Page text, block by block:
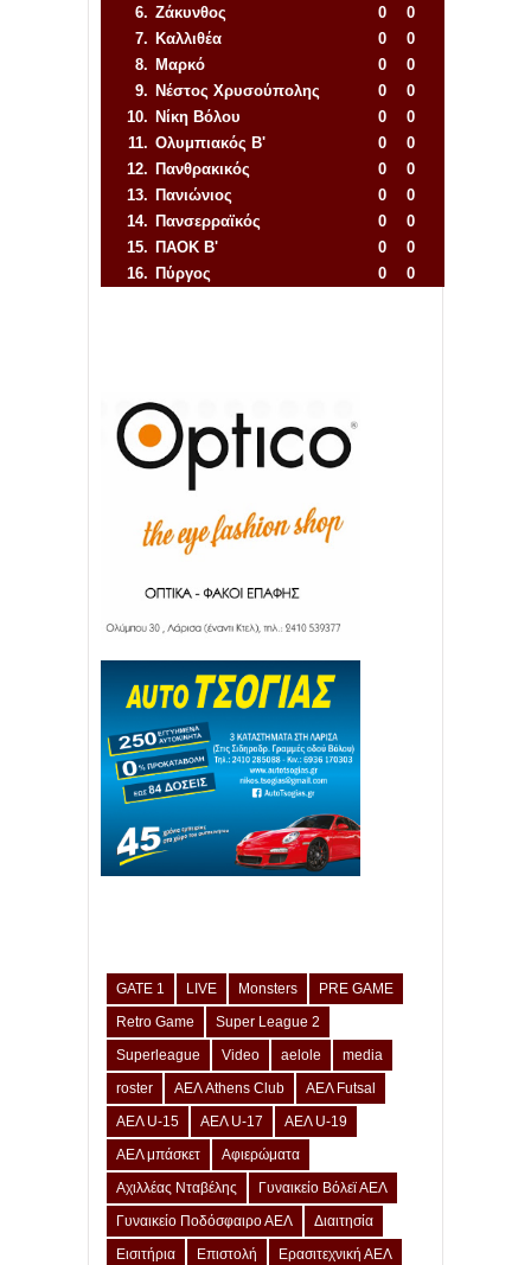
6. Ζάκυνθος 0
0
7. Καλλιθέα 0
0
8. Μαρκό 0
0
9. Νέστος Χρυσούπολης 0
0
10. Νίκη Βόλου 0
0
11. Ολυμπιακός Β' 0
0
12. Πανθρακικός 0
0
13. Πανιώνιος 0
0
14. Πανσερραϊκός 0
0
15. ΠΑΟΚ Β' 0
0
16. Πύργος 0
0
GATE 1 LIVE Monsters
PRE GAME
Retro Game
Super League 2
Superleague
Video aelole
media
roster
ΑΕΛ Athens Club
ΑΕΛ Futsal
ΑΕΛ U-15
ΑΕΛ U-17
ΑΕΛ U-19
ΑΕΛ μπάσκετ
Αφιερώματα
Αχιλλέας Νταβέλης
Γυναικείο Βόλεϊ ΑΕΛ
Γυναικείο Ποδόσφαιρο ΑΕΛ
Διαιτησία
Εισιτήρια
Επιστολή Ερασιτεχνική ΑΕΛ